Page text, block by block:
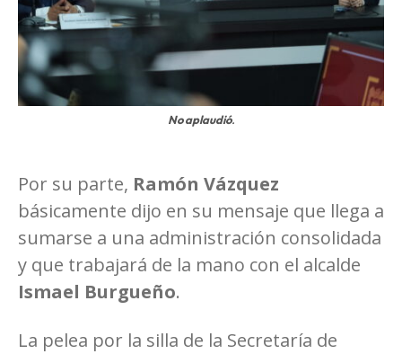
No aplaudió.
Por su parte, Ramón Vázquez
básicamente dijo en su mensaje que llega a
sumarse a una administración consolidada
y que trabajará de la mano con el alcalde
Ismael Burgueño.
La pelea por la silla de la Secretaría de